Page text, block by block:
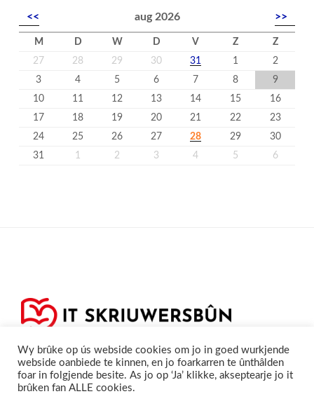
<< aug 2026 >>
M D W D V Z
Z
27
28 29 30 31 1
2
3
4 5 6 7 8
9
10
11 12 13 14 15
16
17
18 19 20 21 22
23
24
25 26 27 28 29
30
31
1 2 3 4 5 6
Wy brûke op ús webside cookies om jo in goed wurkjende
webside oanbiede te kinnen, en jo foarkarren te ûnthâlden
foar in folgjende besite. As jo op ‘Ja’ klikke, akseptearje jo it
brûken fan ALLE cookies.